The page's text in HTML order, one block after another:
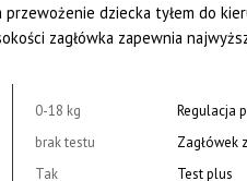
dziecka tyłem do
zagłówka zapewnia
0-18 kg
brak testu
Tak
Regulacja
Zagłówek
Test plus